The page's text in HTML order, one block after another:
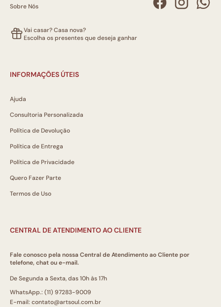
Sobre Nós
Vai casar? Casa nova?
Escolha os presentes que deseja ganhar
INFORMAÇÕES ÚTEIS
Ajuda
Consultoria Personalizada
Política de Devolução
Política de Entrega
Política de Privacidade
Quero Fazer Parte
Termos de Uso
CENTRAL DE ATENDIMENTO AO CLIENTE
Fale conosco pela nossa Central de Atendimento ao Cliente por
telefone, chat ou e-mail.
De Segunda a Sexta, das 10h às 17h
WhatsApp.: (11) 97283-9009
E-mail: contato@artsoul.com.br